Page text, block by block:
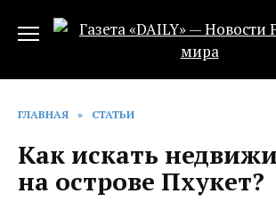
ГЛАВНАЯ » СТАТЬИ
Как искать
на острове Пхукет?